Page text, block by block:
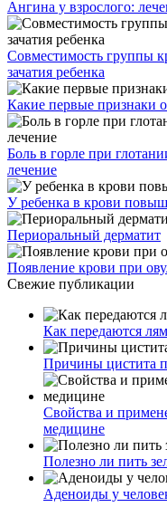
Ангина у взрослого:
Совместимость группы
зачатия ребенка
Какие первые признаки
Боль в горле при
лечение
У ребенка в крови
Периоральный дерматит
Появление крови при
Свежие публикации
Как передаются
Причины цистита
Свойства и
медицине
Полезно ли пить
Аденоиды у